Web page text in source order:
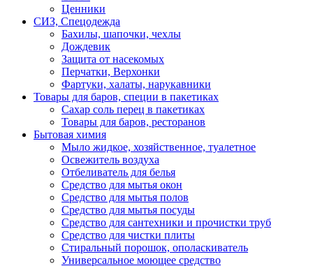
Ценники
СИЗ, Спецодежда
Бахилы, шапочки, чехлы
Дождевик
Защита от насекомых
Перчатки, Верхонки
Фартуки, халаты, нарукавники
Товары для баров, специи в пакетиках
Сахар соль перец в пакетиках
Товары для баров, ресторанов
Бытовая химия
Мыло жидкое, хозяйственное, туалетное
Освежитель воздуха
Отбеливатель для белья
Средство для мытья окон
Средство для мытья полов
Средство для мытья посуды
Средство для сантехники и прочистки труб
Средство для чистки плиты
Стиральный порошок, ополаскиватель
Универсальное моющее средство